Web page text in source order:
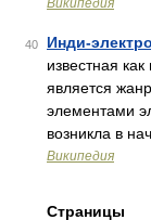
Википедия
40 Инди-
известная
является
элементами
возникла в
Википедия
Страницы